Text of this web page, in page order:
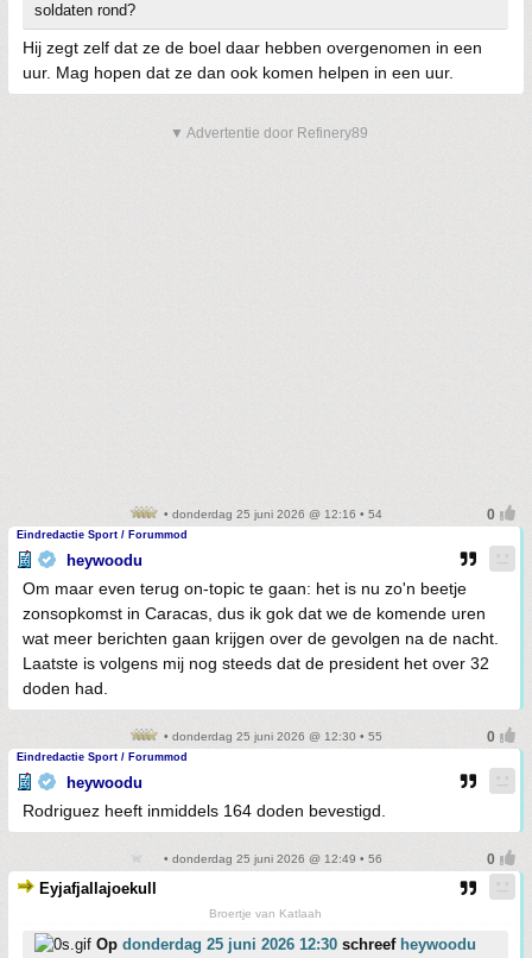
soldaten rond?
Hij zegt zelf dat ze de boel daar hebben overgenomen in een
uur. Mag hopen dat ze dan ook komen helpen in een uur.
▼ Advertentie door Refinery89
• donderdag 25 juni 2026 @ 12:16 • 54
Eindredactie Sport / Forummod
heywoodu
Om maar even terug on-topic te gaan: het is nu zo'n beetje
zonsopkomst in Caracas, dus ik gok dat we de komende uren
wat meer berichten gaan krijgen over de gevolgen na de nacht.
Laatste is volgens mij nog steeds dat de president het over 32
doden had.
• donderdag 25 juni 2026 @ 12:30 • 55
Eindredactie Sport / Forummod
heywoodu
Rodriguez heeft inmiddels 164 doden bevestigd.
• donderdag 25 juni 2026 @ 12:49 • 56
Eyjafjallajoekull
Broertje van Katlaah
Op donderdag 25 juni 2026 12:30 schreef heywoodu